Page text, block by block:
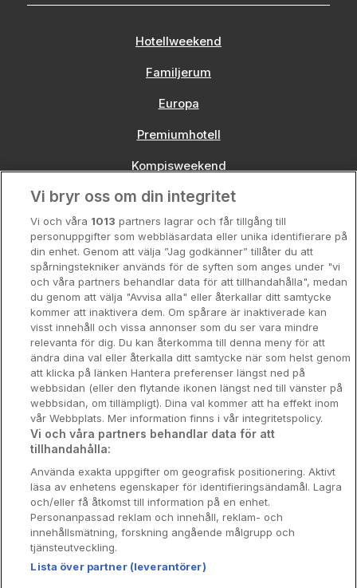
Hotellweekend
Familjerum
Europa
Premiumhotell
Kompisweekend
Storstadsweekend
Hotellrum under 995 kr
Spahotell
Sydsverige
Om Hotellpremien
Nya hotell
Stadsweekend
Booking Enquiries:
Hotellsupport:scandinavian@digibreaks.com
Hotellpremien.se av en del av Coop
Sverige. Coop Sverige 171 88 Solna,
Telefon: 010-742 00 00, Org.nr: 556710-
Vi bryr oss om din integritet
Vi och våra 1013 partners lagrar och får tillgång till
personuppgifter som webbläsardata eller unika identifierare på
din enhet. Genom att välja ”Jag godkänner” tillåter du att
spårningstekniker används för de syften som anges under "vi
och våra partners behandlar data för att tillhandahålla", medan
du genom att välja "Avvisa alla" eller återkallar ditt samtycke
kommer att inaktivera dem. Om spårare är inaktiverade kan
visst innehåll och vissa annonser som du ser vara mindre
relevanta för dig. Du kan återkomma till denna meny för att
ändra dina val eller återkalla ditt samtycke när som helst genom
att klicka på länken Hantera preferenser längst ned på
webbsidan (eller den flytande ikonen längst ned till vänster på
webbsidan, om tillämpligt). Dina val kommer att ha effekt inom
vår Webbplats. Mer information finns i vår integritetspolicy.
Vi och våra partners behandlar data för att
tillhandahålla:
Använda exakta uppgifter om geografisk positionering. Aktivt
läsa av enhetens egenskaper för identifieringsändamål. Lagra
och/eller få åtkomst till information på en enhet.
Personanpassad reklam och innehåll, reklam- och
innehållsmätning, forskning angående målgrupp och
tjänsteutveckling.
Lista över partner (leverantörer)